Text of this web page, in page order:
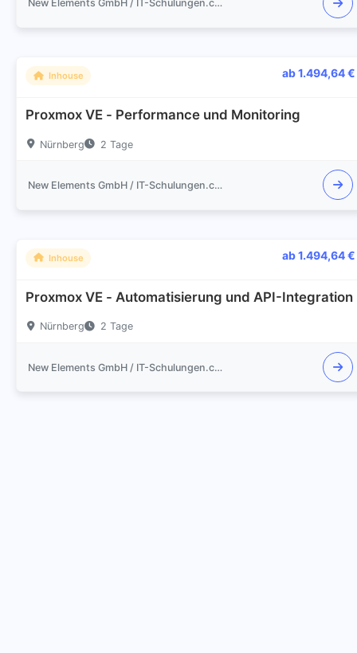
New Elements GmbH / IT-Schulungen.com
Inhouse ab 1.494,64 €
Proxmox VE - Performance und Monitoring
Nürnberg 2 Tage
New Elements GmbH / IT-Schulungen.com
Inhouse ab 1.494,64 €
Proxmox VE - Automatisierung und API-Integration
Nürnberg 2 Tage
New Elements GmbH / IT-Schulungen.com